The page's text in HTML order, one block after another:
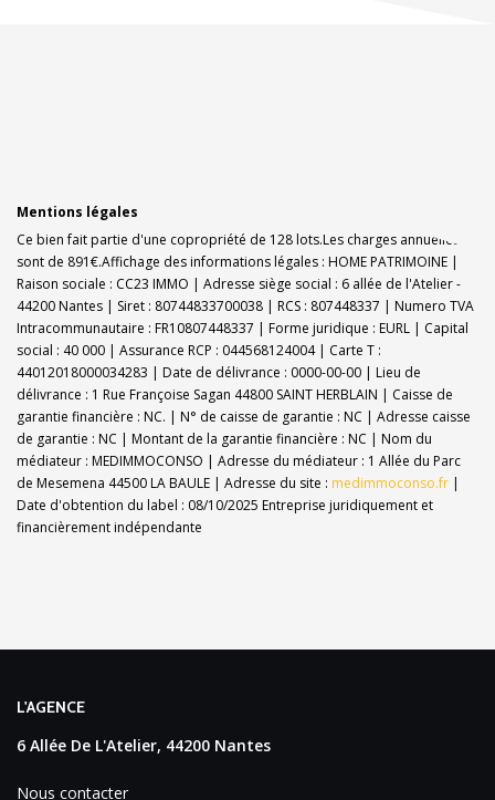
Mentions légales
Ce bien fait partie d'une copropriété de 128 lots.Les charges annuelles
sont de 891€.Affichage des informations légales : HOME PATRIMOINE |
Raison sociale : CC23 IMMO | Adresse siège social : 6 allée de l'Atelier -
44200 Nantes | Siret : 80744833700038 | RCS : 807448337 | Numero TVA
Intracommunautaire : FR10807448337 | Forme juridique : EURL | Capital
social : 40 000 | Assurance RCP : 044568124004 | Carte T :
44012018000034283 | Date de délivrance : 0000-00-00 | Lieu de
délivrance : 1 Rue Françoise Sagan 44800 SAINT HERBLAIN | Caisse de
garantie financière : NC. | N° de caisse de garantie : NC | Adresse caisse
de garantie : NC | Montant de la garantie financière : NC | Nom du
médiateur : MEDIMMOCONSO | Adresse du médiateur : 1 Allée du Parc
de Mesemena 44500 LA BAULE | Adresse du site : medimmoconso.fr |
Date d'obtention du label : 08/10/2025 Entreprise juridiquement et
financièrement indépendante
L'AGENCE
6 Allée De L'Atelier, 44200 Nantes
Nous contacter